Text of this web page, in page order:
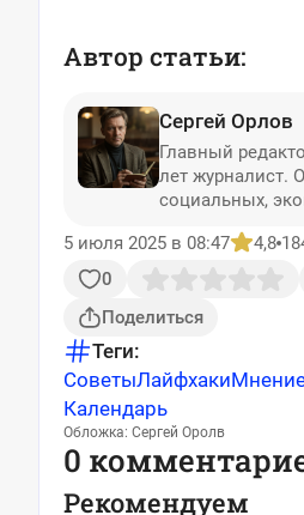
Автор статьи:
Сергей Орлов
Главный
лет журналист.
социальных,
5 июля 2025 в 08:47
4,8
0
Поделиться
Теги:
СоветыЛайфхаки
Календарь
Обложка: Сергей Оролв
0
Рекомендуем